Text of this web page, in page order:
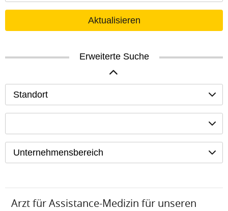
Aktualisieren
Erweiterte Suche
Standort
Unternehmensbereich
Arzt für Assistance-Medizin für unseren